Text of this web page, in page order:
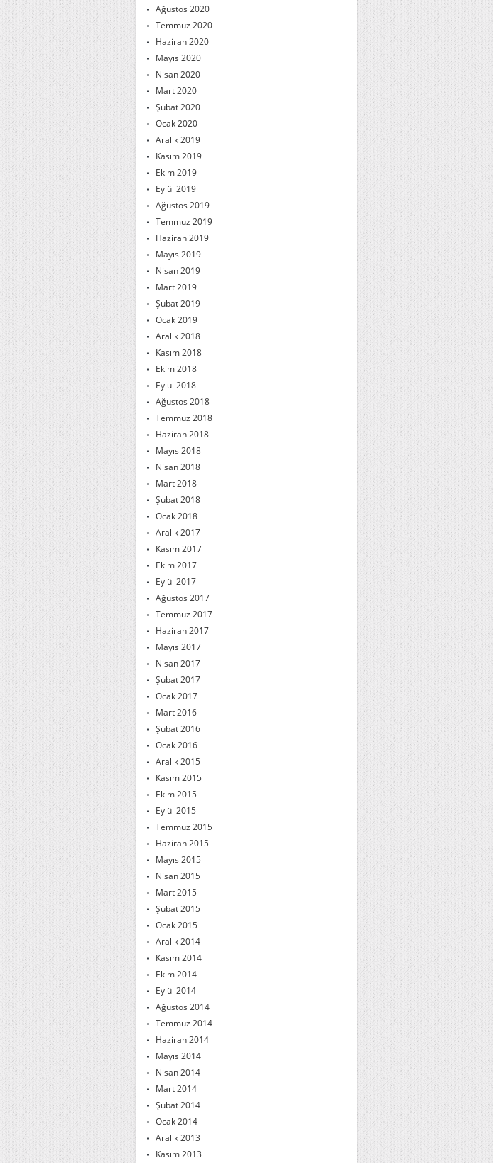
Ağustos 2020
Temmuz 2020
Haziran 2020
Mayıs 2020
Nisan 2020
Mart 2020
Şubat 2020
Ocak 2020
Aralık 2019
Kasım 2019
Ekim 2019
Eylül 2019
Ağustos 2019
Temmuz 2019
Haziran 2019
Mayıs 2019
Nisan 2019
Mart 2019
Şubat 2019
Ocak 2019
Aralık 2018
Kasım 2018
Ekim 2018
Eylül 2018
Ağustos 2018
Temmuz 2018
Haziran 2018
Mayıs 2018
Nisan 2018
Mart 2018
Şubat 2018
Ocak 2018
Aralık 2017
Kasım 2017
Ekim 2017
Eylül 2017
Ağustos 2017
Temmuz 2017
Haziran 2017
Mayıs 2017
Nisan 2017
Şubat 2017
Ocak 2017
Mart 2016
Şubat 2016
Ocak 2016
Aralık 2015
Kasım 2015
Ekim 2015
Eylül 2015
Temmuz 2015
Haziran 2015
Mayıs 2015
Nisan 2015
Mart 2015
Şubat 2015
Ocak 2015
Aralık 2014
Kasım 2014
Ekim 2014
Eylül 2014
Ağustos 2014
Temmuz 2014
Haziran 2014
Mayıs 2014
Nisan 2014
Mart 2014
Şubat 2014
Ocak 2014
Aralık 2013
Kasım 2013